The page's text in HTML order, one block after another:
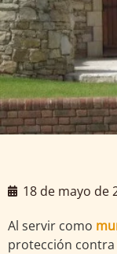
18 de mayo de
Al servir como
protección